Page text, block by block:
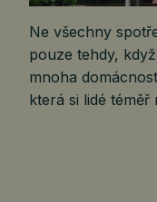
Ne všechny
pouze tehdy,
mnoha
která si lidé téměř